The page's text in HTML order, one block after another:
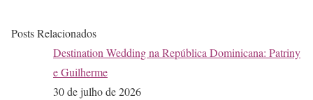
Posts Relacionados
Destination Wedding na República Dominicana: Patriny
e Guilherme
30 de julho de 2026